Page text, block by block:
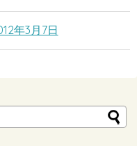
年3月7日